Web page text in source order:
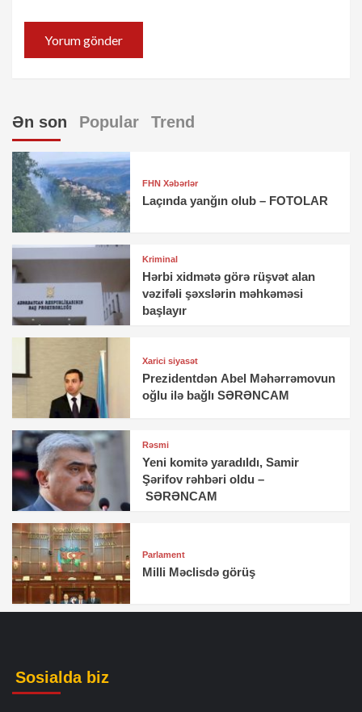
Ən son Popular Trend
FHN Xəbərlər
Laçında yanğın olub – FOTOLAR
Kriminal
Hərbi xidmətə görə rüşvət alan
vəzifəli şəxslərin məhkəməsi
başlayır
Xarici siyasət
Prezidentdən Abel Məhərrəmovun
oğlu ilə bağlı SƏRƏNCAM
Rəsmi
Yeni komitə yaradıldı, Samir
Şərifov rəhbəri oldu –
SƏRƏNCAM
Parlament
Milli Məclisdə görüş
Sosialda biz